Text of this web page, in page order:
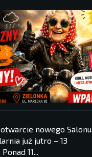
nowego Salonu
już jutro – 13
11...